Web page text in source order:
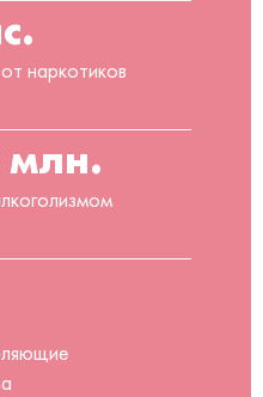
наркотиков
млн.